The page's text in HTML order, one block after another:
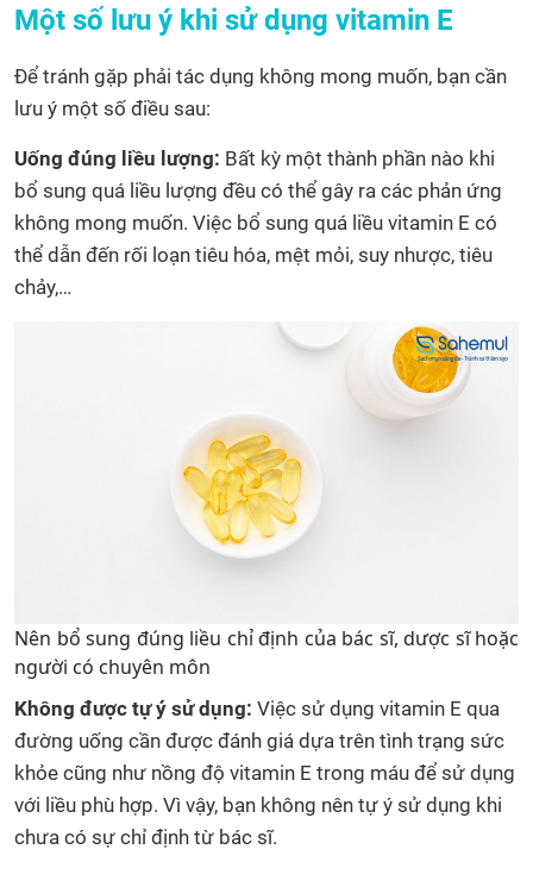
Một số lưu ý khi sử dụng vitamin E
Để tránh gặp phải tác dụng không mong muốn, bạn cần
lưu ý một số điều sau:
Uống đúng liều lượng: Bất kỳ một thành phần nào khi
bổ sung quá liều lượng đều có thể gây ra các phản ứng
không mong muốn. Việc bổ sung quá liều vitamin E có
thể dẫn đến rối loạn tiêu hóa, mệt mỏi, suy nhược, tiêu
chảy,…
Nên bổ sung đúng liều chỉ định của bác sĩ, dược sĩ hoặc
người có chuyên môn
Không được tự ý sử dụng: Việc sử dụng vitamin E qua
đường uống cần được đánh giá dựa trên tình trạng sức
khỏe cũng như nồng độ vitamin E trong máu để sử dụng
với liều phù hợp. Vì vậy, bạn không nên tự ý sử dụng khi
chưa có sự chỉ định từ bác sĩ.